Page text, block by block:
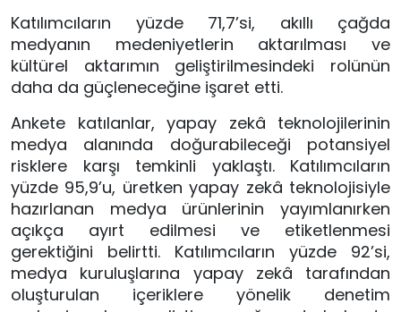
Katılımcıların yüzde 71,7’si, akıllı çağda
medyanın medeniyetlerin aktarılması ve
kültürel aktarımın geliştirilmesindeki rolünün
daha da güçleneceğine işaret etti.
Ankete katılanlar, yapay zekâ teknolojilerinin
medya alanında doğurabileceği potansiyel
risklere karşı temkinli yaklaştı. Katılımcıların
yüzde 95,9’u, üretken yapay zekâ teknolojisiyle
hazırlanan medya ürünlerinin yayımlanırken
açıkça ayırt edilmesi ve etiketlenmesi
gerektiğini belirtti. Katılımcıların yüzde 92’si,
medya kuruluşlarına yapay zekâ tarafından
oluşturulan içeriklere yönelik denetim